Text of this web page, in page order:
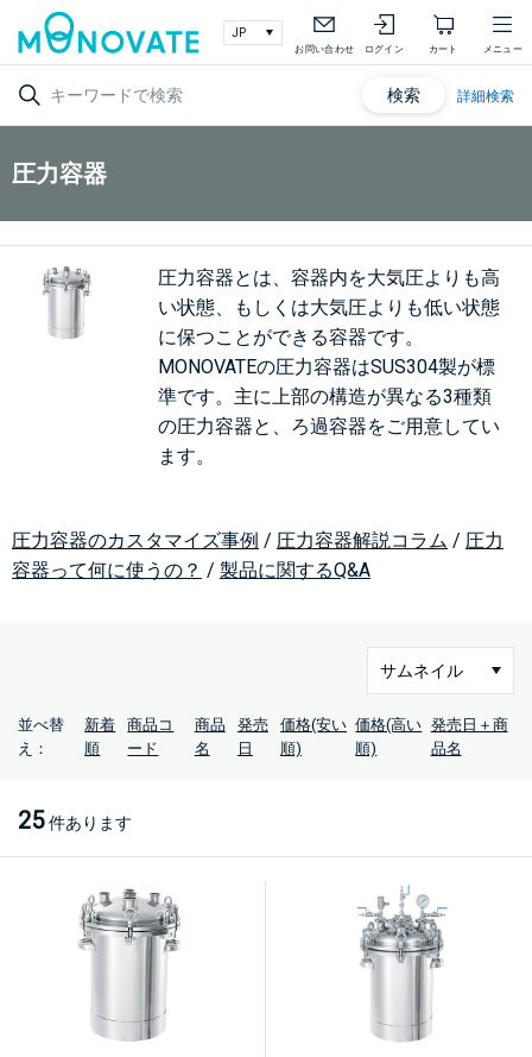
お問い合わせ ログイン カート メニュー
検索 詳細検索
圧力容器
圧力容器とは、容器内を大気圧よりも高
い状態、もしくは大気圧よりも低い状態
に保つことができる容器です。
MONOVATEの圧力容器はSUS304製が標
準です。主に上部の構造が異なる3種類
の圧力容器と、ろ過容器をご用意してい
ます。
圧力容器のカスタマイズ事例 / 圧力容器解説コラム / 圧力
容器って何に使うの？ / 製品に関するQ&A
並べ替
え：
新着
順
商品コ
ード
商品
名
発売
日
価格(安い
順)
価格(高い
順)
発売日＋商
品名
25 件あります